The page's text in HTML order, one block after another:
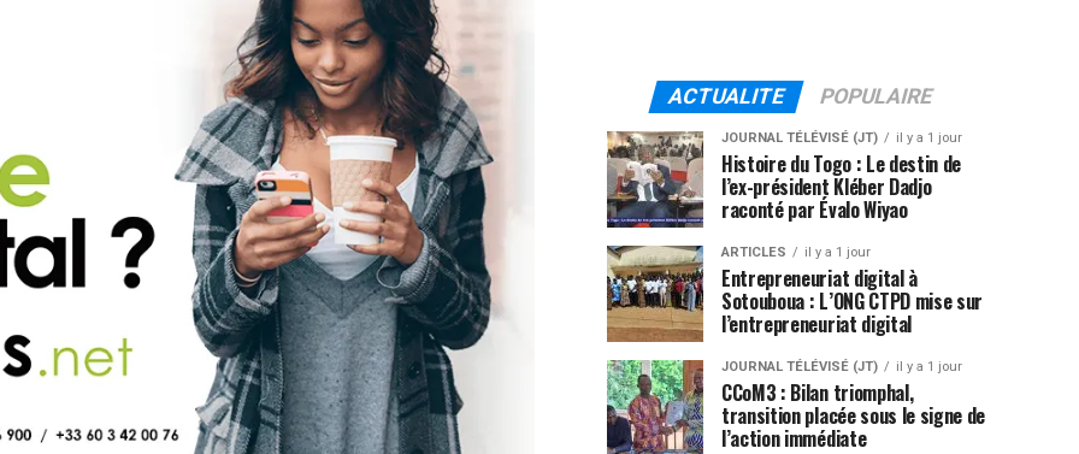
ACTUALITE POPULAIRE
JOURNAL TÉLÉVISÉ (JT) il y a 1 jour
Histoire du Togo : Le destin de
l’ex-président Kléber Dadjo
raconté par Évalo Wiyao
ARTICLES il y a 1 jour
Entrepreneuriat digital à
Sotouboua : L’ONG CTPD mise sur
l’entrepreneuriat digital
JOURNAL TÉLÉVISÉ (JT) il y a 1 jour
CCoM3 : Bilan triomphal,
transition placée sous le signe de
l’action immédiate